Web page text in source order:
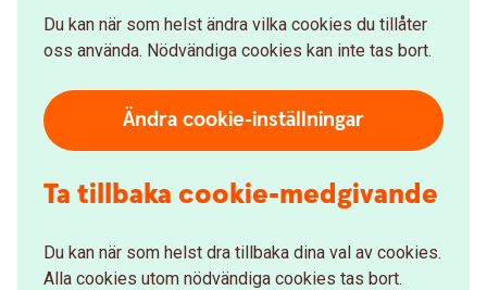
Du kan när som helst ändra vilka cookies du tillåter
oss använda. Nödvändiga cookies kan inte tas bort.
Ändra cookie-inställningar
Ta tillbaka cookie-medgivande
Du kan när som helst dra tillbaka dina val av cookies.
Alla cookies utom nödvändiga cookies tas bort.